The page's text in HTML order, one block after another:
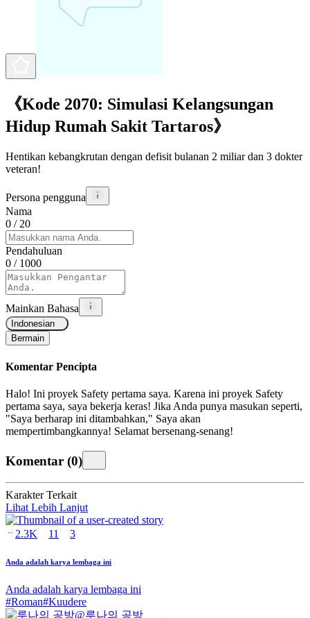
《Kode 2070: Simulasi Kelangsungan
Hidup Rumah Sakit Tartaros》
Hentikan kebangkrutan dengan defisit bulanan 2 miliar dan 3 dokter
veteran!
Persona pengguna
Nama
0 / 20
Pendahuluan
0 / 1000
Mainkan Bahasa
Indonesian
Bermain
Komentar Pencipta
Halo! Ini proyek Safety pertama saya. Karena ini proyek Safety
pertama saya, saya bekerja keras! Jika Anda punya masukan seperti,
"Saya berharap ini ditambahkan," Saya akan
mempertimbangkannya! Selamat bersenang-senang!
Komentar (0)
Karakter Terkait
Lihat Lebih Lanjut
2.3K 11 3
Anda adalah karya lembaga ini
Anda adalah karya lembaga ini
#Roman#Kuudere
@루나의 공방